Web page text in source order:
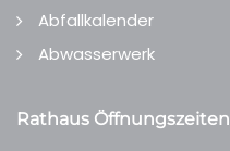
Abfallkalender
Abwasserwerk
Rathaus Öffnungszeiten